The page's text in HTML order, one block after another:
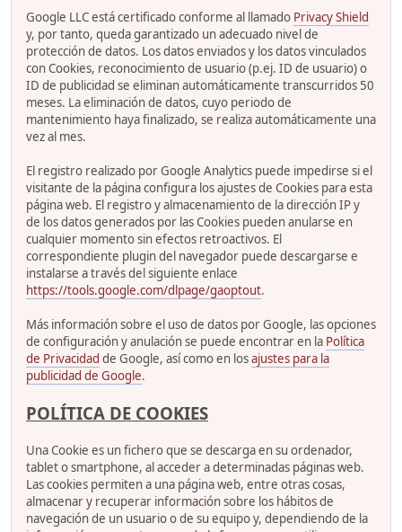
Google LLC está certificado conforme al llamado Privacy Shield
y, por tanto, queda garantizado un adecuado nivel de
protección de datos. Los datos enviados y los datos vinculados
con Cookies, reconocimiento de usuario (p.ej. ID de usuario) o
ID de publicidad se eliminan automáticamente transcurridos 50
meses. La eliminación de datos, cuyo periodo de
mantenimiento haya finalizado, se realiza automáticamente una
vez al mes.
El registro realizado por Google Analytics puede impedirse si el
visitante de la página configura los ajustes de Cookies para esta
página web. El registro y almacenamiento de la dirección IP y
de los datos generados por las Cookies pueden anularse en
cualquier momento sin efectos retroactivos. El
correspondiente plugin del navegador puede descargarse e
instalarse a través del siguiente enlace
https://tools.google.com/dlpage/gaoptout.
Más información sobre el uso de datos por Google, las opciones
de configuración y anulación se puede encontrar en la Política
de Privacidad de Google, así como en losajustes para la
publicidad de Google.
POLÍTICA DE COOKIES
Una Cookie es un fichero que se descarga en su ordenador,
tablet o smartphone, al acceder a determinadas páginas web.
Las cookies permiten a una página web, entre otras cosas,
almacenar y recuperar información sobre los hábitos de
navegación de un usuario o de su equipo y, dependiendo de la